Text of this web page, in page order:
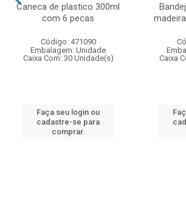
Caneca de plastico 300ml
com 6 pecas
Código: 471090
Embalagem: Unidade
Caixa Com: 30 Unidade(s)
Faça seu login ou
cadastre-se para
comprar.
Caixa